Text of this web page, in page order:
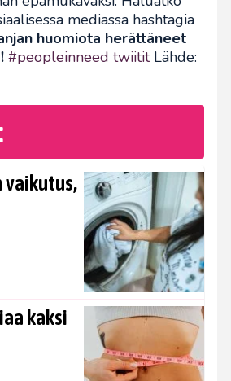
mediassa hashtagia
huomiota herättäneet
#peopleinneed twiitit Lähde:
vaikutus,
kaksi